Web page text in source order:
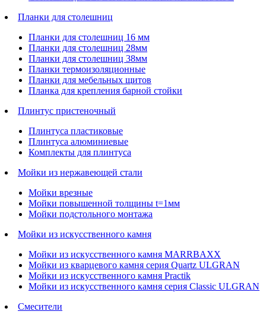
Планки для столешниц
Планки для столешниц 16 мм
Планки для столешниц 28мм
Планки для столешниц 38мм
Планки термоизоляционные
Планки для мебельных щитов
Планка для крепления барной стойки
Плинтус пристеночный
Плинтуса пластиковые
Плинтуса алюминиевые
Комплекты для плинтуса
Мойки из нержавеющей стали
Мойки врезные
Мойки повышенной толщины t=1мм
Мойки подстольного монтажа
Мойки из искусственного камня
Мойки из искусственного камня MARRBAXX
Мойки из кварцевого камня серия Quartz ULGRAN
Мойки из искусственного камня Practik
Мойки из искусственного камня серия Classic ULGRAN
Смесители